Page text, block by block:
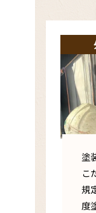
塗
こ
規
度